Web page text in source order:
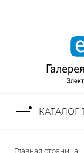
КАТАЛОГ
Главная страница